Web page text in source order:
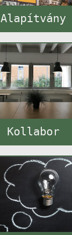
Alapítvány
Kollabor